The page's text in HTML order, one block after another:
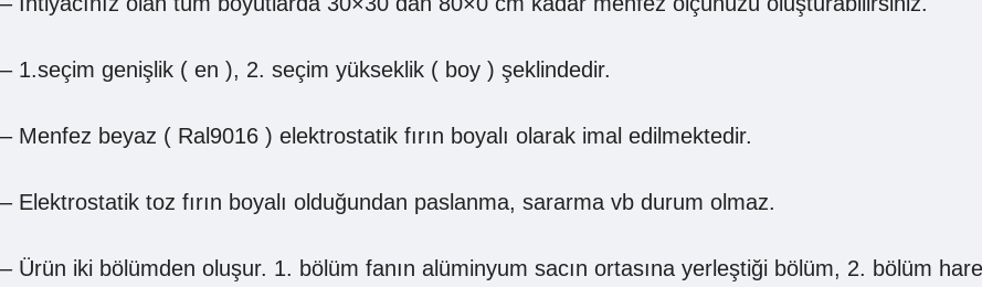
– 1.seçim genişlik ( en ), 2. seçim yükseklik ( boy ) şeklindedir.
– Menfez beyaz ( Ral9016 ) elektrostatik fırın boyalı olarak imal edilmektedir.
– Elektrostatik toz fırın boyalı olduğundan paslanma, sararma vb durum olmaz.
– Ürün iki bölümden oluşur. 1. bölüm fanın alüminyum sacın ortasına yerleştiği bölüm, 2. bölüm